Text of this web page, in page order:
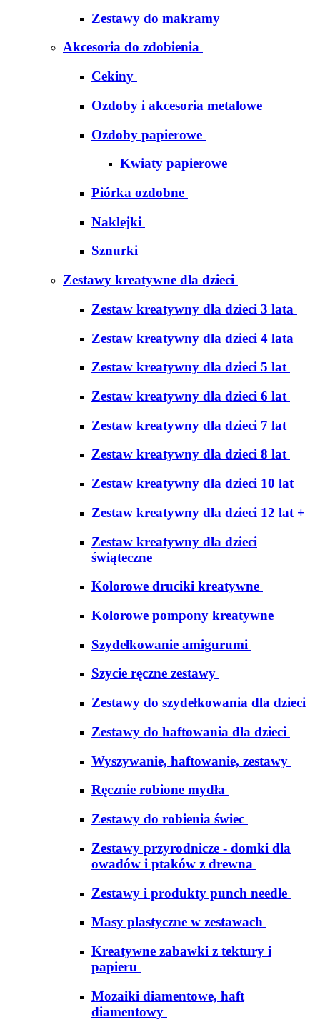
Zestawy do makramy
Akcesoria do zdobienia
Cekiny
Ozdoby i akcesoria metalowe
Ozdoby papierowe
Kwiaty papierowe
Piórka ozdobne
Naklejki
Sznurki
Zestawy kreatywne dla dzieci
Zestaw kreatywny dla dzieci 3 lata
Zestaw kreatywny dla dzieci 4 lata
Zestaw kreatywny dla dzieci 5 lat
Zestaw kreatywny dla dzieci 6 lat
Zestaw kreatywny dla dzieci 7 lat
Zestaw kreatywny dla dzieci 8 lat
Zestaw kreatywny dla dzieci 10 lat
Zestaw kreatywny dla dzieci 12 lat +
Zestaw kreatywny dla dzieci
świąteczne
Kolorowe druciki kreatywne
Kolorowe pompony kreatywne
Szydełkowanie amigurumi
Szycie ręczne zestawy
Zestawy do szydełkowania dla dzieci
Zestawy do haftowania dla dzieci
Wyszywanie, haftowanie, zestawy
Ręcznie robione mydła
Zestawy do robienia świec
Zestawy przyrodnicze - domki dla
owadów i ptaków z drewna
Zestawy i produkty punch needle
Masy plastyczne w zestawach
Kreatywne zabawki z tektury i
papieru
Mozaiki diamentowe, haft
diamentowy